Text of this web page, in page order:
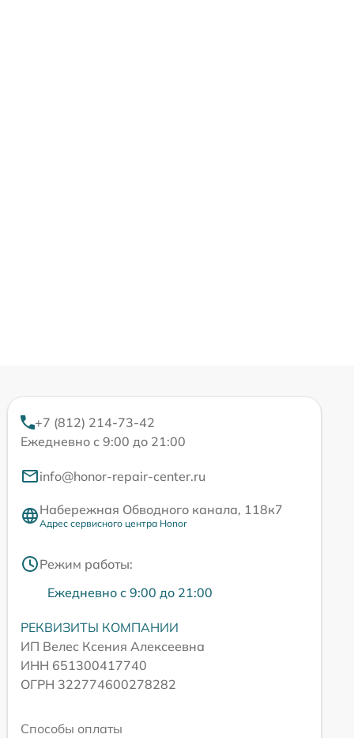
+7 (812) 214-73-42
Ежедневно с 9:00 до 21:00
info@honor-repair-center.ru
Набережная Обводного канала, 118к7
Адрес сервисного центра Honor
Режим работы:
Ежедневно с 9:00 до 21:00
РЕКВИЗИТЫ КОМПАНИИ
ИП Велес Ксения Алексеевна
ИНН 651300417740
ОГРН 322774600278282
Способы оплаты